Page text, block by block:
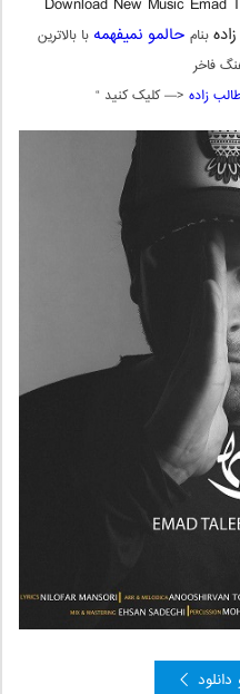
بنام حالمو نمیفهمهبا بالاترین
فاخر
زاده <— کلیک کنید “